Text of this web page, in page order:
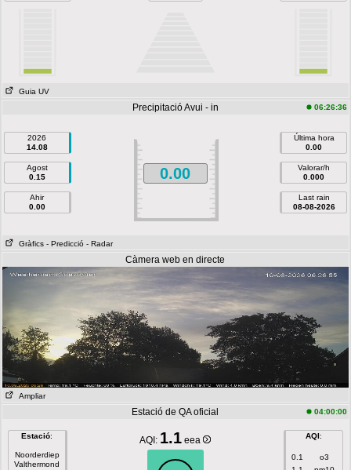
Guia UV
Precipitació Avui - in 06:26:36
2026
14.08
Agost
0.15
Ahir
0.00
0.00
Última hora
0.00
Valorar/h
0.000
Last rain
08-08-2026
Gràfics - Predicció - Radar
Càmera web en directe
Ampliar
Estació de QA oficial 04:00:00
Estació:
Noorderdiep
Valthermond
AQI: 1.1 eea AQI:
0.1
o3